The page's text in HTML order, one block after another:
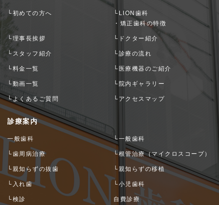
└初めての方へ
└LION歯科
・矯正歯科の特徴
└理事長挨拶 └ドクター紹介
└スタッフ紹介 └診療の流れ
└料金一覧 └医療機器のご紹介
└動画一覧 └院内ギャラリー
└よくあるご質問 └アクセスマップ
診療案内
一般歯科 └一般歯科
└歯周病治療 └根管治療（マイクロスコープ）
└親知らずの抜歯 └親知らずの移植
└入れ歯 └小児歯科
└検診
自費診療